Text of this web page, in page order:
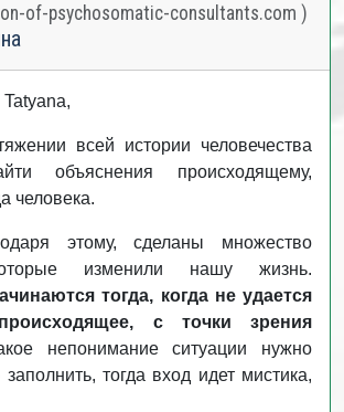
of-psychosomatic-consultants.com )
всей истории человечества
объяснения происходящему,
человека.
этому, сделаны множество
изменили нашу жизнь.
тогда, когда не удается
с точки зрения
непонимание ситуации нужно
тогда вход идет мистика,